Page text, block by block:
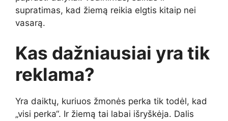
supratimas, kad žiemą reikia elgtis kitaip nei
vasarą.
Kas dažniausiai yra tik
reklama?
Yra daiktų, kuriuos žmonės perka tik todėl, kad
„visi perka“. Ir žiemą tai labai išryškėja. Dalis